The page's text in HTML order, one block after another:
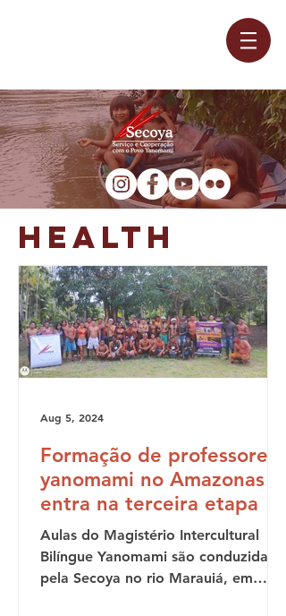
HEALTH
Formação de professores
yanomami no Amazonas
entra na terceira etapa
Aulas do Magistério Intercultural
Bilíngue Yanomami são conduzidas
pela Secoya no rio Marauiá, em
Aug 5, 2024